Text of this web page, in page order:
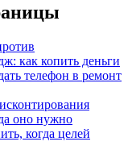
как копить деньги
телефон в ремонт
оно нужно
когда целей